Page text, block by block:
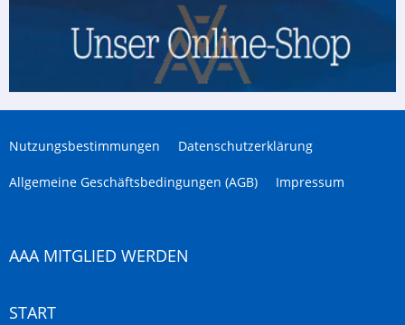
Nutzungsbestimmungen Datenschutzerklärung
Allgemeine Geschäftsbedingungen (AGB) Impressum
AAA MITGLIED WERDEN
START